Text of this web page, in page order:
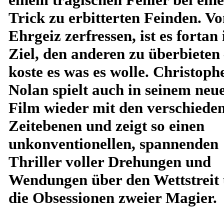
Trick zu erbitterten Feinden.
Ehrgeiz zerfressen, ist es
Ziel, den anderen zu überbieten
koste es was es wolle.
Nolan spielt auch in seinem
Film wieder mit den
Zeitebenen und zeigt so einen
unkonventionellen, spannenden
Thriller voller Drehungen und
Wendungen über den Wettstreit
die Obsessionen zweier Magier.